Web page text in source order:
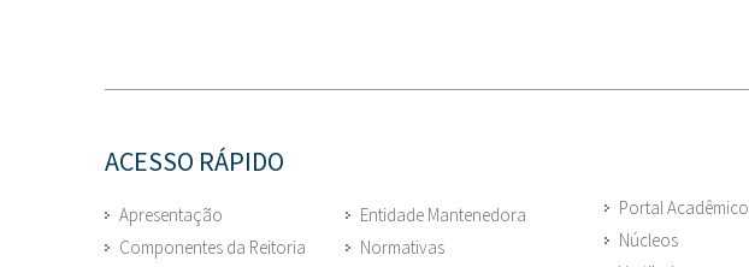
ACESSO RÁPIDO
Apresentação
Componentes da Reitoria
Entidade Mantenedora
Normativas
Portal Acadêmico
Núcleos